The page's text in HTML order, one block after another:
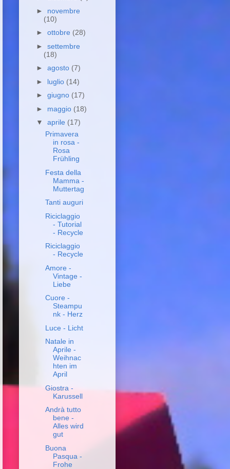
► novembre
(10)
► ottobre (28)
► settembre
(18)
► agosto (7)
► luglio (14)
► giugno (17)
► maggio (18)
▼ aprile (17)
Primavera
in rosa -
Rosa
Frühling
Festa della
Mamma -
Muttertag
Tanti auguri
Riciclaggio
- Tutorial
- Recycle
Riciclaggio
- Recycle
Amore -
Vintage -
Liebe
Cuore -
Steampu
nk - Herz
Luce - Licht
Natale in
Aprile -
Weihnac
hten im
April
Giostra -
Karussell
Andrà tutto
bene -
Alles wird
gut
Buona
Pasqua -
Frohe